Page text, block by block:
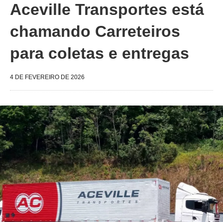
Aceville Transportes está
chamando Carreteiros
para coletas e entregas
4 DE FEVEREIRO DE 2026